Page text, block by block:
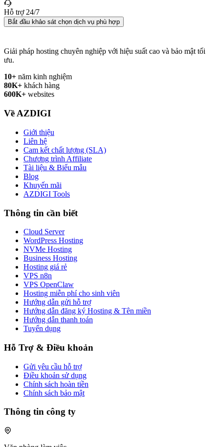
Hỗ trợ 24/7
Bắt đầu khảo sát chọn dịch vụ phù hợp
Giải pháp hosting chuyên nghiệp với hiệu suất cao và bảo mật tối
ưu.
10+ năm kinh nghiệm
80K+ khách hàng
600K+ websites
Về AZDIGI
Giới thiệu
Liên hệ
Cam kết chất lượng (SLA)
Chương trình Affiliate
Tài liệu & Biểu mẫu
Blog
Khuyến mãi
AZDIGI Tools
Thông tin cần biết
Cloud Server
WordPress Hosting
NVMe Hosting
Business Hosting
Hosting giá rẻ
VPS n8n
VPS OpenClaw
Hosting miễn phí cho sinh viên
Hướng dẫn gửi hỗ trợ
Hướng dẫn đăng ký Hosting & Tên miền
Hướng dẫn thanh toán
Tuyển dụng
Hỗ Trợ & Điều khoản
Gửi yêu cầu hỗ trợ
Điều khoản sử dụng
Chính sách hoàn tiền
Chính sách bảo mật
Thông tin công ty